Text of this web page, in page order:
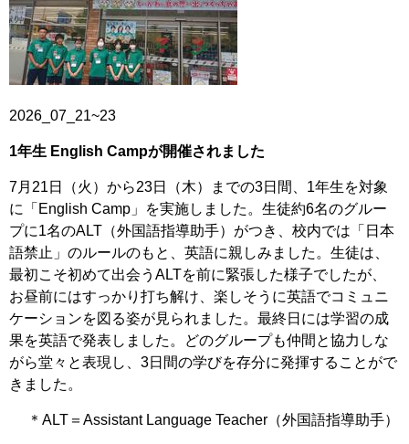
2026_07_21~23
1年生 English Campが開催されました
7月21日（火）から23日（木）までの3日間、1年生を対象
に「English Camp」を実施しました。生徒約6名のグルー
プに1名のALT（外国語指導助手）がつき、校内では「日本
語禁止」のルールのもと、英語に親しみました。生徒は、
最初こそ初めて出会うALTを前に緊張した様子でしたが、
お昼前にはすっかり打ち解け、楽しそうに英語でコミュニ
ケーションを図る姿が見られました。最終日には学習の成
果を英語で発表しました。どのグループも仲間と協力しな
がら堂々と表現し、3日間の学びを存分に発揮することがで
きました。
＊ALT＝Assistant Language Teacher（外国語指導助手）